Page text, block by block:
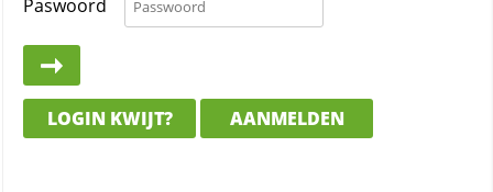
Paswoord
LOGIN KWIJT? AANMELDEN